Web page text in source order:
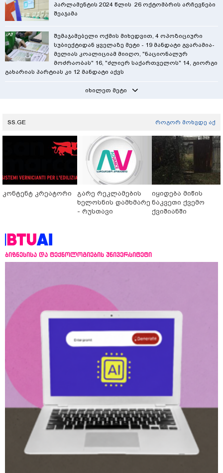
პარლამენტის 2024 წლის 26 ოქტომბრის არჩევნები
შეაჯამა
შემაჯამებელი ოქმის მიხედვით, 4 ოპოზიციური
სუბიექტიდან ყველაზე მეტი - 19 მანდატი გვარამია-
მელიას კოალიციამ მიიღო, "ნაციონალურ
მოძრაობას" 16, "ძლიერ საქართველოს" 14, გიორგი
გახარიას პარტიას კი 12 მანდატი აქვს
იხილეთ მეტი
SS.GE როგორ მოხვდე აქ
კონტენტ კრეატორი
გარე რეკლამების
ხელოსნის დამხმარე
- რუსთავი
იყიდება მიწის
ნაკვეთი ქვემო
ქვიშიანში
ბიზნესისა და ტექნოლოგიების უნივერსიტეტი